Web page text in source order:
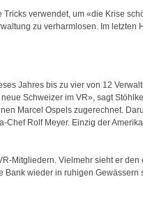
verwendet, um «die Krise
zu verharmlosen. Im letzten
Jahres bis zu vier von 12
Schweizer im VR», sagt
Marcel Ospels zugerechnet.
Rolf Meyer. Einzig der
Mitgliedern. Vielmehr sieht er
wieder in ruhigen